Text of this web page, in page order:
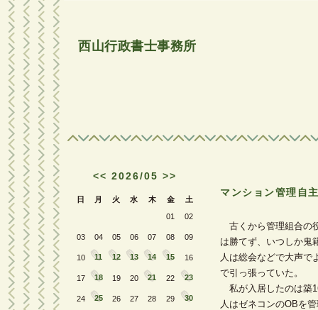
西山行政書士事務所
<< 2026/05 >>
日 月 火 水 木 金
土
01
02
03 04 05 06 07 08 09
10 11 12 13 14 15 16
17 18 19 20 21 22 23
24 25 26 27 28 29 30
マンション管理自
古くから管理組合の
は勝てず、いつしか鬼
人は総会などで大声で
で引っ張っていた。
私が入居したのは築
人はゼネコンのOBを